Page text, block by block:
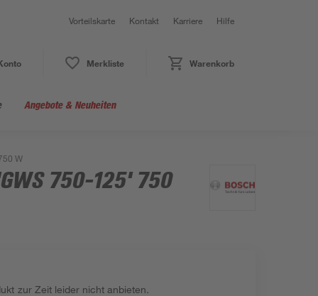
Vorteilskarte Kontakt Karriere Hilfe
Merkliste Warenkorb
Angebote & Neuheiten
W
750-125' 750
zur Zeit leider nicht anbieten.